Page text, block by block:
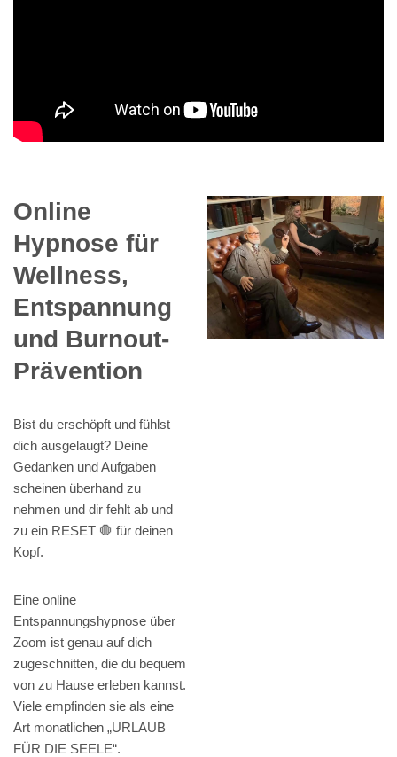
Online
Hypnose für
Wellness,
Entspannung
und Burnout-
Prävention
Bist du erschöpft und fühlst
dich ausgelaugt? Deine
Gedanken und Aufgaben
scheinen überhand zu
nehmen und dir fehlt ab und
zu ein RESET 🛑 für deinen
Kopf.
Eine online
Entspannungshypnose über
Zoom ist genau auf dich
zugeschnitten, die du bequem
von zu Hause erleben kannst.
Viele empfinden sie als eine
Art monatlichen „URLAUB
FÜR DIE SEELE“.